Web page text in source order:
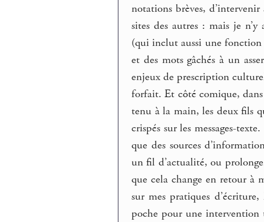
notations brèves,
sites des autres : mais je
(qui inclut aussi une
et des mots gâchés à un
enjeux de prescription
forfait. Et côté comique,
tenu à la main, les deux fils
crispés sur les messages-
que des sources
un fil d’actualité, ou
que cela change en retour à
sur mes pratiques
poche pour une intervention